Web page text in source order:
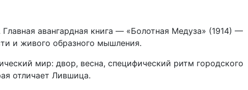
авангардная книга — «Болотная Медуза» (1914) —
и живого образного мышления.
мир: двор, весна, специфический ритм городского
отличает Лившица.